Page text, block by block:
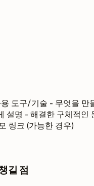
도구/기술 - 무엇을 만
설명 - 해결한 구체적인
링크 (가능한 경우)
길 점